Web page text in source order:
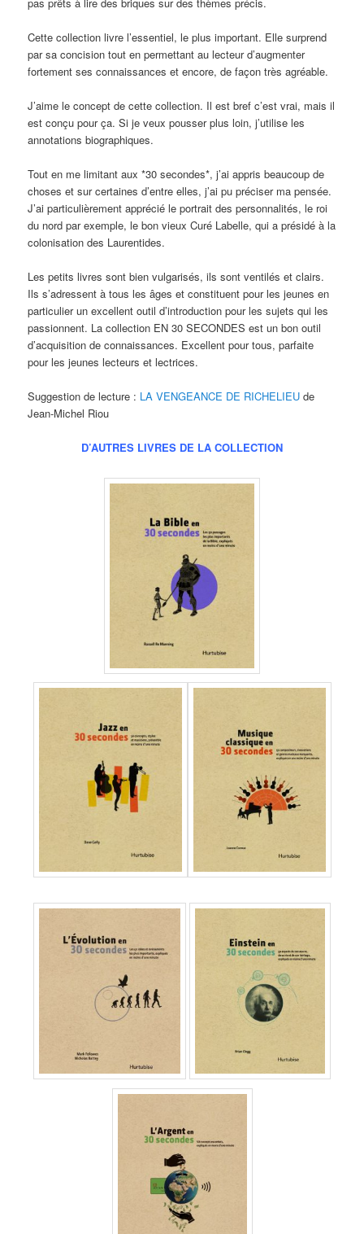
Cette collection livre l’essentiel, le plus important. Elle surprend
par sa concision tout en permettant au lecteur d’augmenter
fortement ses connaissances et encore, de façon très agréable.
J’aime le concept de cette collection. Il est bref c’est vrai, mais il
est conçu pour ça. Si je veux pousser plus loin, j’utilise les
annotations biographiques.
Tout en me limitant aux *30 secondes*, j’ai appris beaucoup de
choses et sur certaines d’entre elles, j’ai pu préciser ma pensée.
J’ai particulièrement apprécié le portrait des personnalités, le roi
du nord par exemple, le bon vieux Curé Labelle, qui a présidé à la
colonisation des Laurentides.
Les petits livres sont bien vulgarisés, ils sont ventilés et clairs.
Ils s’adressent à tous les âges et constituent pour les jeunes en
particulier un excellent outil d’introduction pour les sujets qui les
passionnent. La collection EN 30 SECONDES est un bon outil
d’acquisition de connaissances. Excellent pour tous, parfaite
pour les jeunes lecteurs et lectrices.
Suggestion de lecture : LA VENGEANCE DE RICHELIEU de
Jean-Michel Riou
D’AUTRES LIVRES DE LA COLLECTION